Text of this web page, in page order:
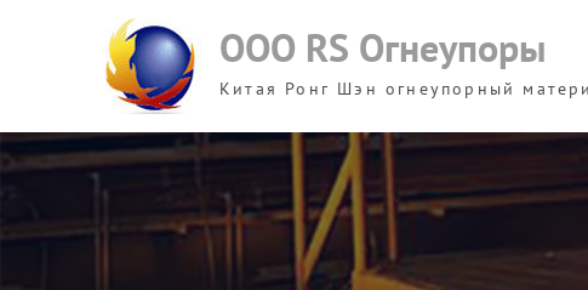
ООО RS Огнеупоры
Китая Ронг Шэн огнеупорный